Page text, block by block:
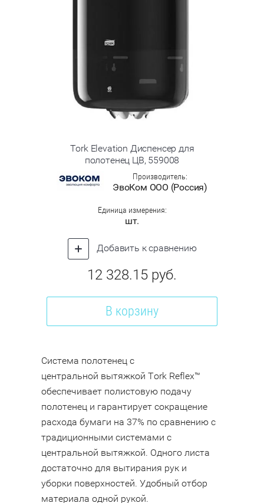
Tork Elevation Диспенсер для
полотенец ЦВ, 559008
Производитель:
ЭвоКом ООО (Россия)
Единица измерения:
шт.
Добавить к сравнению
12 328.15 руб.
В корзину
Система полотенец с
центральной вытяжкой Tork Reflex™
обеспечивает полистовую подачу
полотенец и гарантирует сокращение
расхода бумаги на 37% по сравнению с
традиционными системами с
центральной вытяжкой. Одного листа
достаточно для вытирания рук и
уборки поверхностей. Удобный отбор
материала одной рукой.